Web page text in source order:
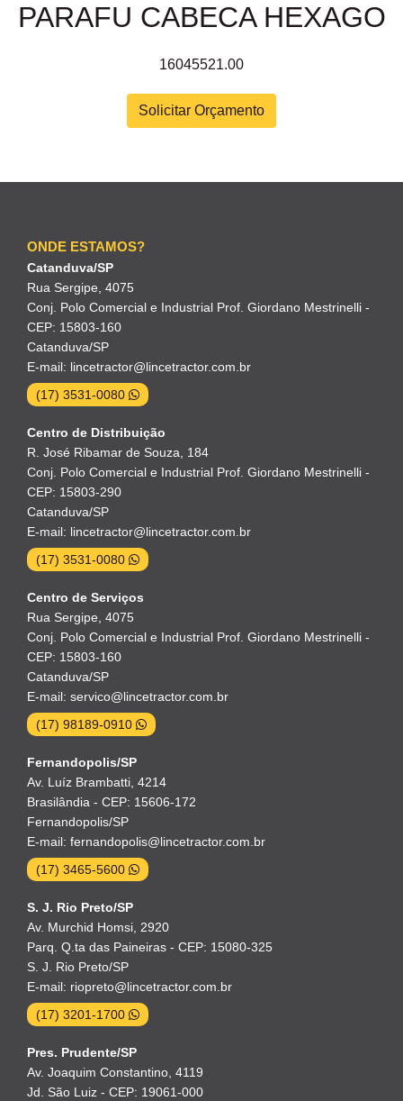
PARAFU CABECA HEXAGO
16045521.00
Solicitar Orçamento
ONDE ESTAMOS?
Catanduva/SP
Rua Sergipe, 4075
Conj. Polo Comercial e Industrial Prof. Giordano Mestrinelli -
CEP: 15803-160
Catanduva/SP
E-mail: lincetractor@lincetractor.com.br
(17) 3531-0080
Centro de Distribuição
R. José Ribamar de Souza, 184
Conj. Polo Comercial e Industrial Prof. Giordano Mestrinelli -
CEP: 15803-290
Catanduva/SP
E-mail: lincetractor@lincetractor.com.br
(17) 3531-0080
Centro de Serviços
Rua Sergipe, 4075
Conj. Polo Comercial e Industrial Prof. Giordano Mestrinelli -
CEP: 15803-160
Catanduva/SP
E-mail: servico@lincetractor.com.br
(17) 98189-0910
Fernandopolis/SP
Av. Luíz Brambatti, 4214
Brasilândia - CEP: 15606-172
Fernandopolis/SP
E-mail: fernandopolis@lincetractor.com.br
(17) 3465-5600
S. J. Rio Preto/SP
Av. Murchid Homsi, 2920
Parq. Q.ta das Paineiras - CEP: 15080-325
S. J. Rio Preto/SP
E-mail: riopreto@lincetractor.com.br
(17) 3201-1700
Pres. Prudente/SP
Av. Joaquim Constantino, 4119
Jd. São Luiz - CEP: 19061-000